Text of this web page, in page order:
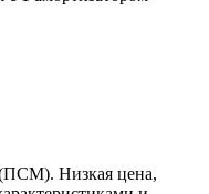
Низкая цена,